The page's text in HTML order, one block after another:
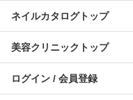
ネイルカタログトップ
美容クリニックトップ
ログイン / 会員登録